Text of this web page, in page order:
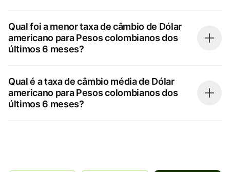
Qual foi a menor taxa de câmbio de Dólar
americano para Pesos colombianos dos
últimos 6 meses?
Qual é a taxa de câmbio média de Dólar
americano para Pesos colombianos dos
últimos 6 meses?